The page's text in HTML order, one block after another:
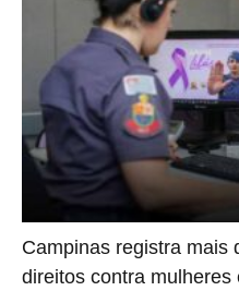
Campinas registra mais
direitos contra mulheres